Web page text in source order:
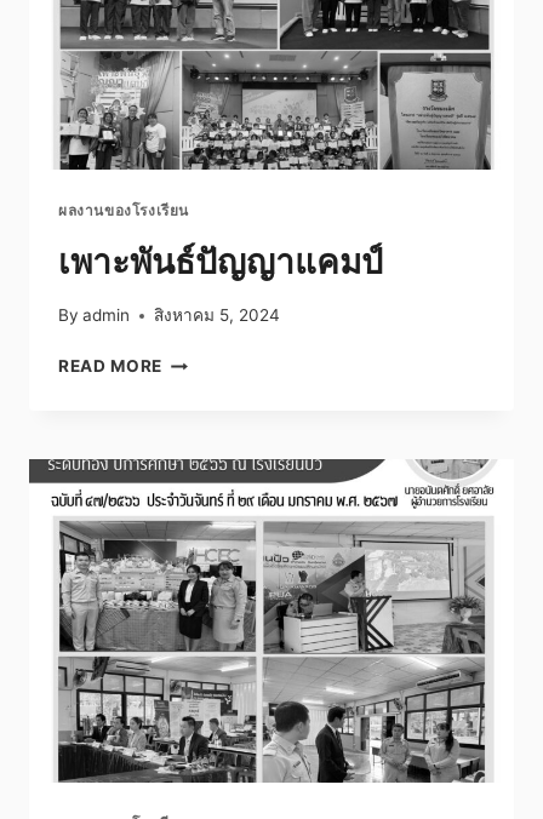
ผลงานของโรงเรียน
เพาะพันธ์ปัญญาแคมป์
By admin สิงหาคม 5, 2024
READ MORE เพาะ
ป์